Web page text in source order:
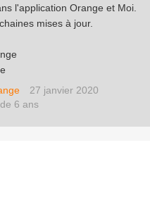
l'application Orange et Moi.
mises à jour.
27 janvier 2020
6 ans